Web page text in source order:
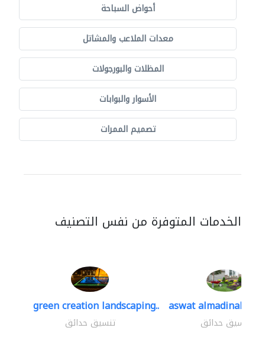
أحواض السباحة
معدات الملاعب والمشاتل
المظلات والبورجولات
الأسوار والبوابات
تصميم الممرات
الخدمات المتوفرة من نفس التصنيف
green creation landscaping..
تنسيق حدائق
aswat almadinah
تنسيق حدائق